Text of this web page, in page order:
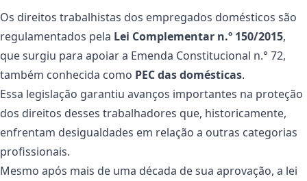
Os direitos trabalhistas dos empregados domésticos são
regulamentados pela Lei Complementar n.º 150/2015,
que surgiu para apoiar a Emenda Constitucional n.° 72,
também conhecida como PEC das domésticas.
Essa legislação garantiu avanços importantes na proteção
dos direitos desses trabalhadores que, historicamente,
enfrentam desigualdades em relação a outras categorias
profissionais.
Mesmo após mais de uma década de sua aprovação, a lei